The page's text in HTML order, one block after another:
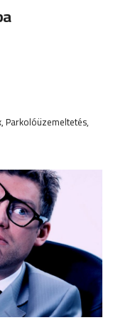
Parkolóüzemeltetés,